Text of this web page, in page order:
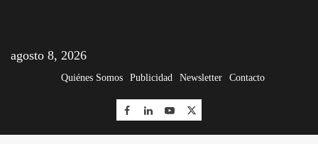
agosto 8, 2026
Quiénes Somos Publicidad Newsletter Contacto